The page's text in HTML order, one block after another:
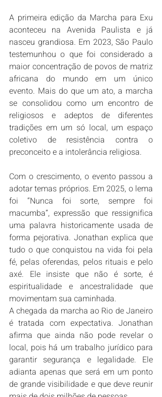
A primeira edição da Marcha para Exu
aconteceu na Avenida Paulista e já
nasceu grandiosa. Em 2023, São Paulo
testemunhou o que foi considerado a
maior concentração de povos de matriz
africana do mundo em um único
evento. Mais do que um ato, a marcha
se consolidou como um encontro de
religiosos e adeptos de diferentes
tradições em um só local, um espaço
coletivo de resistência contra o
preconceito e a intolerância religiosa.
Com o crescimento, o evento passou a
adotar temas próprios. Em 2025, o lema
foi “Nunca foi sorte, sempre foi
macumba”, expressão que ressignifica
uma palavra historicamente usada de
forma pejorativa. Jonathan explica que
tudo o que conquistou na vida foi pela
fé, pelas oferendas, pelos rituais e pelo
axé. Ele insiste que não é sorte, é
espiritualidade e ancestralidade que
movimentam sua caminhada.
A chegada da marcha ao Rio de Janeiro
é tratada com expectativa. Jonathan
afirma que ainda não pode revelar o
local, pois há um trabalho jurídico para
garantir segurança e legalidade. Ele
adianta apenas que será em um ponto
de grande visibilidade e que deve reunir